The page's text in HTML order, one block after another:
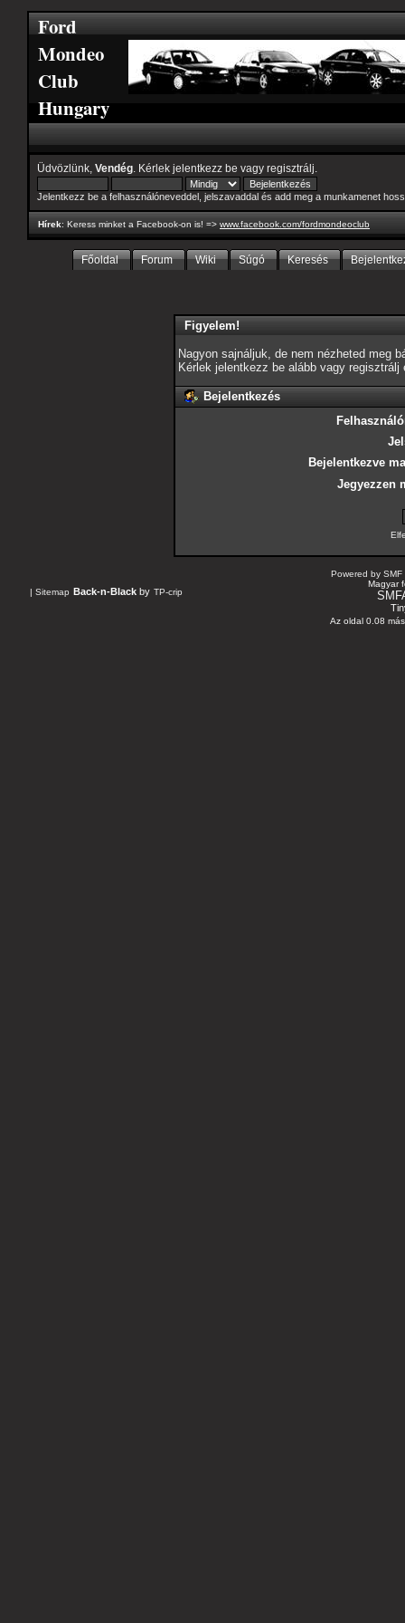
Ford
Mondeo
Club
Hungary
Üdvözlünk, Vendég . Kérlek jelentkezz be vagy regisztrálj
Jelentkezz be a felhasználóneveddel, jelszavaddal és add meg a munkamenet
Hírek: Keress minket a Facebook-on is! => www.facebook.com/fordmondeoclub
Főoldal Forum Wiki Súgó Keresés
Figyelem!
Nagyon sajnáljuk, de nem nézheted meg
Kérlek jelentkezz be alább vagy regisztrálj
Bejelentkezés
Bejelentkezve
Jegyezzen
| Sitemap Back-n-Black by TP-crip
Powered by SMF
Magyar
Az oldal 0.08